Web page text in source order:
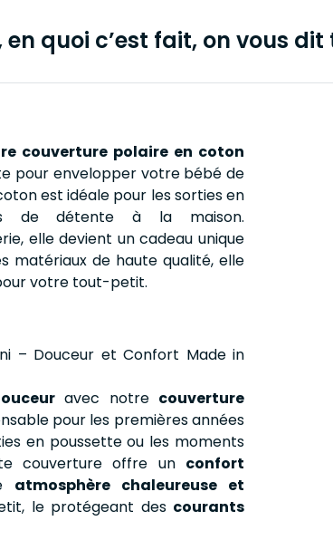
en quoi c’est fait, on vous
couverture polaire en coton
pour envelopper votre bébé de
est idéale pour les sorties en
de détente à la maison.
elle devient un cadeau unique
matériaux de haute qualité, elle
votre tout-petit.
– Douceur et Confort Made in
avec notre couverture
pour les premières années
en poussette ou les moments
couverture offre un confort
atmosphère chaleureuse et
le protégeant des courants